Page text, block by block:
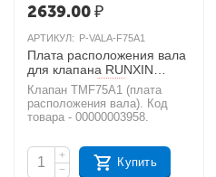
2639.00₽
АРТИКУЛ: P-VALA-F75A1
Плата расположения вала
для клапана RUNXIN
TMF75A1
AКЦИЯ
Клапан TMF75A1 (плата
расположения вала). Код
товара - 00000003958.
+
−
Купить